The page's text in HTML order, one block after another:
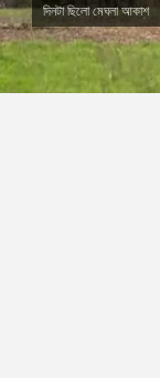
দিনটা ছিলো মেঘলা আকাশ